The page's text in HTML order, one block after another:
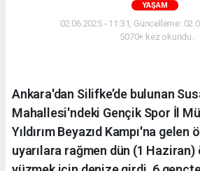
YAŞAM
02.06.2025 - 11:31, Güncelleme:
5070+ kez okundu.
Ankara'dan Silifke’de bulunan
Mahallesi'ndeki Gençik Spor İl
Yıldırım Beyazıd Kampı'na gelen
uyarılara rağmen dün (1